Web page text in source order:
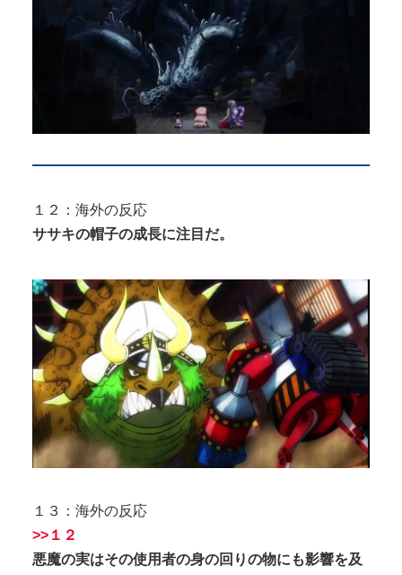
１２：海外の反応
ササキの帽子の成長に注目だ。
１３：海外の反応
>>１２
悪魔の実はその使用者の身の回りの物にも影響を及